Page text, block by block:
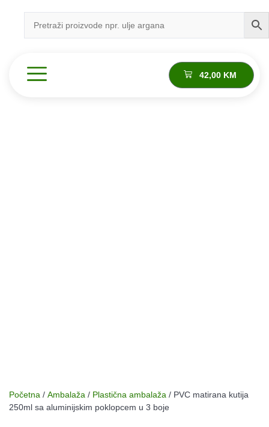
42,00 KM
Početna / Ambalaža / Plastična ambalaža / PVC matirana kutija
250ml sa aluminijskim poklopcem u 3 boje